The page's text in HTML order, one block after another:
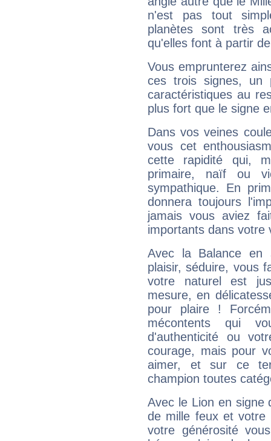
n'est pas tout
planètes sont très
qu'elles font à partir
Vous emprunterez
ces trois signes, un
caractéristiques au
plus fort que le signe
Dans vos veines
vous cet
cette rapidité qui,
primaire, naïf ou
sympathique. En
donnera toujours
jamais vous aviez
importants dans votre
Avec la Balance en
plaisir, séduire, vous
votre naturel est
mesure, en
pour plaire !
mécontents qui
d'authenticité ou
courage, mais pour
aimer, et sur ce
champion toutes
Avec le Lion en signe
de mille feux et votre
votre générosité